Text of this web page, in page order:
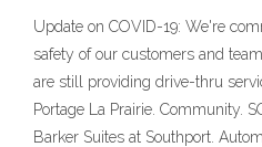
Update on COVID-19: We're
safety of our customers and
are still providing drive-thru
Portage La Prairie. Community.
Barker Suites at Southport.